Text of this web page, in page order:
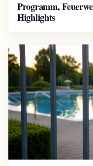
Programm,
Highlights